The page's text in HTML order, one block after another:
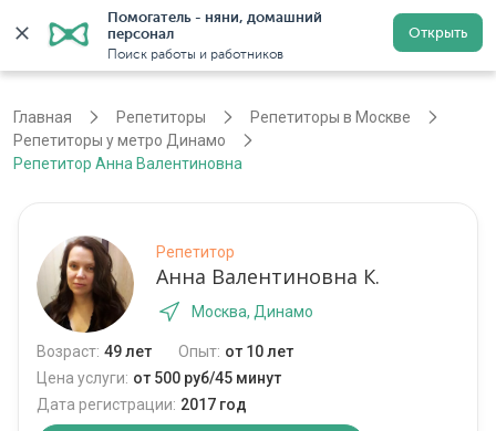
Помогатель - няни, домашний
персонал
Поиск работы и работников
Открыть
Регистрация
Главная Репетиторы
Репетиторы в Москве
Репетиторы у метро Динамо
Репетитор Анна Валентиновна
Репетитор
Анна Валентиновна К.
Москва, Динамо
Возраст: 49 лет Опыт: от 10 лет
Цена услуги: от 500 руб/45 минут
Дата регистрации: 2017 год